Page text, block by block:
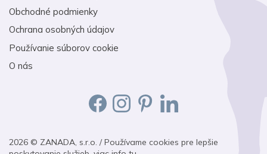
Obchodné podmienky
Ochrana osobných údajov
Používanie súborov cookie
O nás
2026 © ZANADA, s.r.o. / Používame cookies pre lepšie